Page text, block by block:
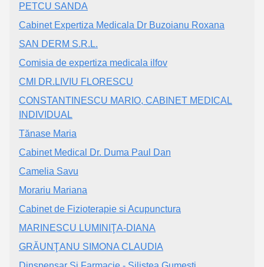
PETCU SANDA
Cabinet Expertiza Medicala Dr Buzoianu Roxana
SAN DERM S.R.L.
Comisia de expertiza medicala ilfov
CMI DR.LIVIU FLORESCU
CONSTANTINESCU MARIO, CABINET MEDICAL
INDIVIDUAL
Tănase Maria
Cabinet Medical Dr. Duma Paul Dan
Camelia Savu
Morariu Mariana
Cabinet de Fizioterapie si Acupunctura
MARINESCU LUMINIŢA-DIANA
GRĂUNŢANU SIMONA CLAUDIA